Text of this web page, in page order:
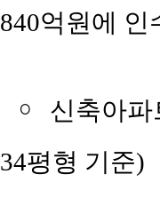
840억원에 인
￮
신축아
34평형 기준)